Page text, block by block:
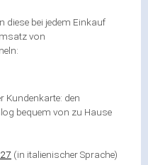
diese bei jedem Einkauf
von
Kundenkarte: den
bequem von zu Hause
7 (in italienischer Sprache)